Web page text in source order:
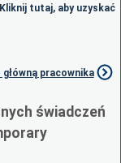
tutaj, aby uzyskać
pracownika
świadczeń